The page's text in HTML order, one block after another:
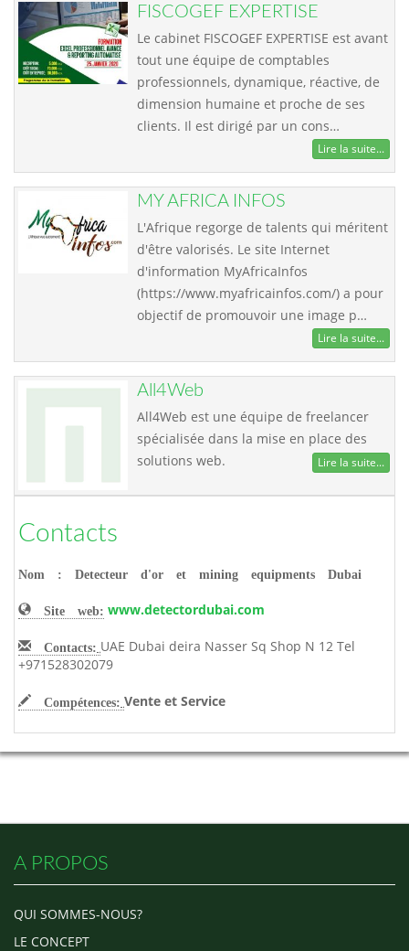
FISCOGEF EXPERTISE
Le cabinet FISCOGEF EXPERTISE est avant
tout une équipe de comptables
professionnels, dynamique, réactive, de
dimension humaine et proche de ses
clients. Il est dirigé par un cons…
Lire la suite...
MY AFRICA INFOS
L'Afrique regorge de talents qui méritent
d'être valorisés. Le site Internet
d'information MyAfricaInfos
(https://www.myafricainfos.com/) a pour
objectif de promouvoir une image p…
Lire la suite...
All4Web
All4Web est une équipe de freelancer
spécialisée dans la mise en place des
solutions web.
Lire la suite...
Contacts
Nom : Detecteur d'or et mining equipments Dubai
Site web: www.detectordubai.com
Contacts: UAE Dubai deira Nasser Sq Shop N 12 Tel
+971528302079
Compétences: Vente et Service
A PROPOS
QUI SOMMES-NOUS?
LE CONCEPT